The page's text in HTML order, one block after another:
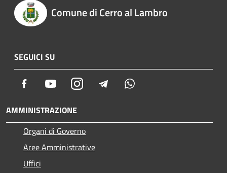
Comune di Cerro al Lambro
SEGUICI SU
Facebook YoutubeInstagram Telegram
AMMINISTRAZIONE
Organi di Governo
Aree Amministrative
Uffici